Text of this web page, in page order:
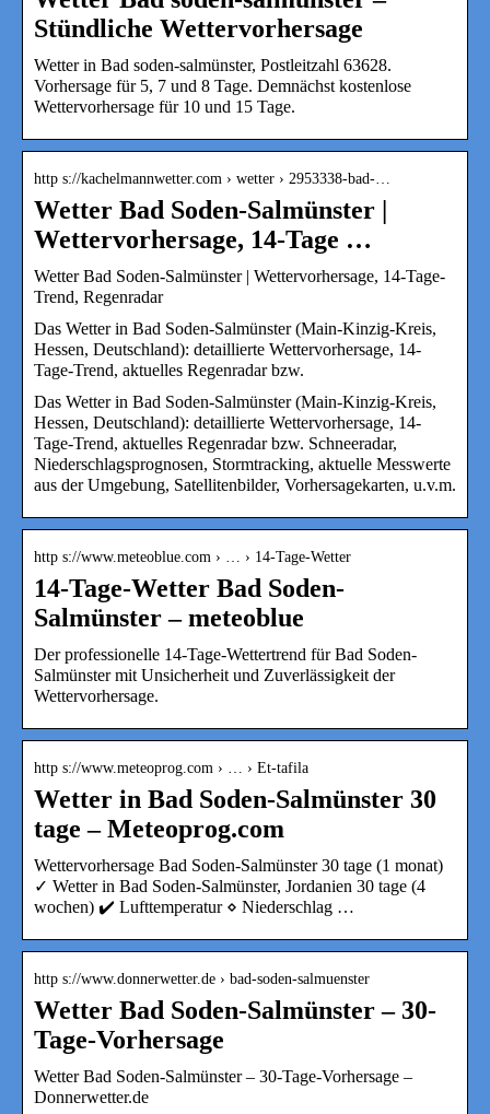
Stündliche Wettervorhersage
Wetter in Bad soden-salmünster, Postleitzahl 63628.
Vorhersage für 5, 7 und 8 Tage. Demnächst kostenlose
Wettervorhersage für 10 und 15 Tage.
http s://kachelmannwetter.com › wetter › 2953338-bad-…
Wetter Bad Soden-Salmünster |
Wettervorhersage, 14-Tage …
Wetter Bad Soden-Salmünster | Wettervorhersage, 14-Tage-
Trend, Regenradar
Das Wetter in Bad Soden-Salmünster (Main-Kinzig-Kreis,
Hessen, Deutschland): detaillierte Wettervorhersage, 14-
Tage-Trend, aktuelles Regenradar bzw.
Das Wetter in Bad Soden-Salmünster (Main-Kinzig-Kreis,
Hessen, Deutschland): detaillierte Wettervorhersage, 14-
Tage-Trend, aktuelles Regenradar bzw. Schneeradar,
Niederschlagsprognosen, Stormtracking, aktuelle Messwerte
aus der Umgebung, Satellitenbilder, Vorhersagekarten, u.v.m.
http s://www.meteoblue.com › … › 14-Tage-Wetter
14-Tage-Wetter Bad Soden-
Salmünster – meteoblue
Der professionelle 14-Tage-Wettertrend für Bad Soden-
Salmünster mit Unsicherheit und Zuverlässigkeit der
Wettervorhersage.
http s://www.meteoprog.com › … › Et-tafila
Wetter in Bad Soden-Salmünster 30
tage – Meteoprog.com
Wettervorhersage Bad Soden-Salmünster 30 tage (1 monat)
✓ Wetter in Bad Soden-Salmünster, Jordanien 30 tage (4
wochen) ✔️ Lufttemperatur ⋄ Niederschlag …
http s://www.donnerwetter.de › bad-soden-salmuenster
Wetter Bad Soden-Salmünster – 30-
Tage-Vorhersage
Wetter Bad Soden-Salmünster – 30-Tage-Vorhersage –
Donnerwetter.de